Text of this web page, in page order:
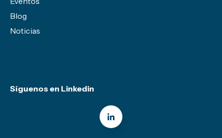
Blog
Noticias
Síguenos en Linkedin